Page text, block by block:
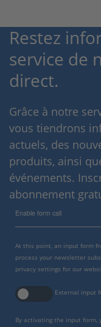
Restez
service de
direct.
Grâce à notre
vous tiendrons
actuels, des
produits, ainsi
événements.
abonnement
Enable form call
At this point, an input form
process your newsletter
privacy settings for our
External input
By activating the input